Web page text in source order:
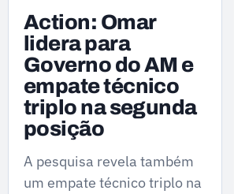
Action: Omar
lidera para
Governo do AM e
empate técnico
triplo na segunda
posição
A pesquisa revela também
um empate técnico triplo na